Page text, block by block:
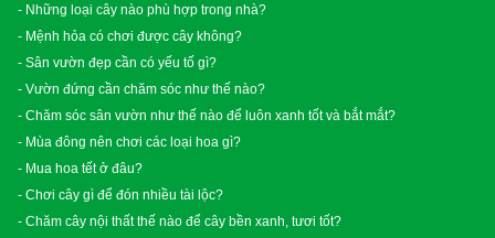
- Những loại cây nào phù hợp trong nhà?
- Mệnh hỏa có chơi được cây không?
- Sân vườn đẹp cần có yếu tố gì?
- Vườn đứng cần chăm sóc như thế nào?
- Chăm sóc sân vườn như thế nào để luôn xanh tốt và bắt mắt?
- Mùa đông nên chơi các loại hoa gì?
- Mua hoa tết ở đâu?
- Chơi cây gì để đón nhiều tài lộc?
- Chăm cây nội thất thế nào để cây bền xanh, tươi tốt?